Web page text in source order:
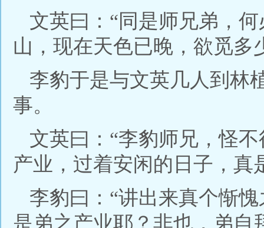
文英曰：“同是师兄弟，
山，现在天色已晚，欲觅多
李豹于是与文英几人到林
事。
文英曰：“李豹师兄，怪
产业，过着安闲的日子，真
李豹曰：“讲出来真个惭
是弟之产业耶？非也，弟自